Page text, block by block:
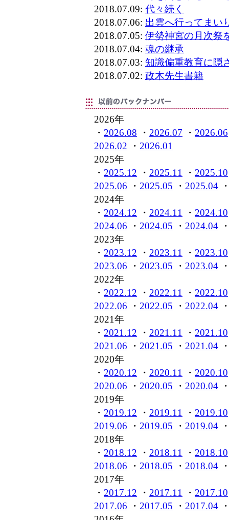
2018.07.09: 代々続く
2018.07.06: 出雲へ行ってまい
2018.07.05: 伊勢神宮の月次祭
2018.07.04: 魂の継承
2018.07.03: 知識偏重教育に隠
2018.07.02: 政木先生書籍
2026年
・ 2026.08 ・ 2026.07 ・ 2026.06
2026.02 ・ 2026.01
2025年
・ 2025.12 ・ 2025.11 ・ 2025.10
2025.06 ・ 2025.05 ・ 2025.04
2024年
・ 2024.12 ・ 2024.11 ・ 2024.10
2024.06 ・ 2024.05 ・ 2024.04
2023年
・ 2023.12 ・ 2023.11 ・ 2023.10
2023.06 ・ 2023.05 ・ 2023.04
2022年
・ 2022.12 ・ 2022.11 ・ 2022.10
2022.06 ・ 2022.05 ・ 2022.04
2021年
・ 2021.12 ・ 2021.11 ・ 2021.10
2021.06 ・ 2021.05 ・ 2021.04
2020年
・ 2020.12 ・ 2020.11 ・ 2020.10
2020.06 ・ 2020.05 ・ 2020.04
2019年
・ 2019.12 ・ 2019.11 ・ 2019.10
2019.06 ・ 2019.05 ・ 2019.04
2018年
・ 2018.12 ・ 2018.11 ・ 2018.10
2018.06 ・ 2018.05 ・ 2018.04
2017年
・ 2017.12 ・ 2017.11 ・ 2017.10
2017.06 ・ 2017.05 ・ 2017.04